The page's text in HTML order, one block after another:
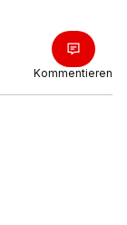
Kommentieren